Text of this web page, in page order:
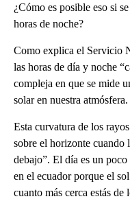
¿Cómo es posible eso si
horas de noche?
Como explica el Servicio
las horas de día y noche
compleja en que se mide
solar en nuestra atmósfera.
Esta curvatura de los
sobre el horizonte cuando
debajo”. El día es un
en el ecuador porque el
cuanto más cerca estás de